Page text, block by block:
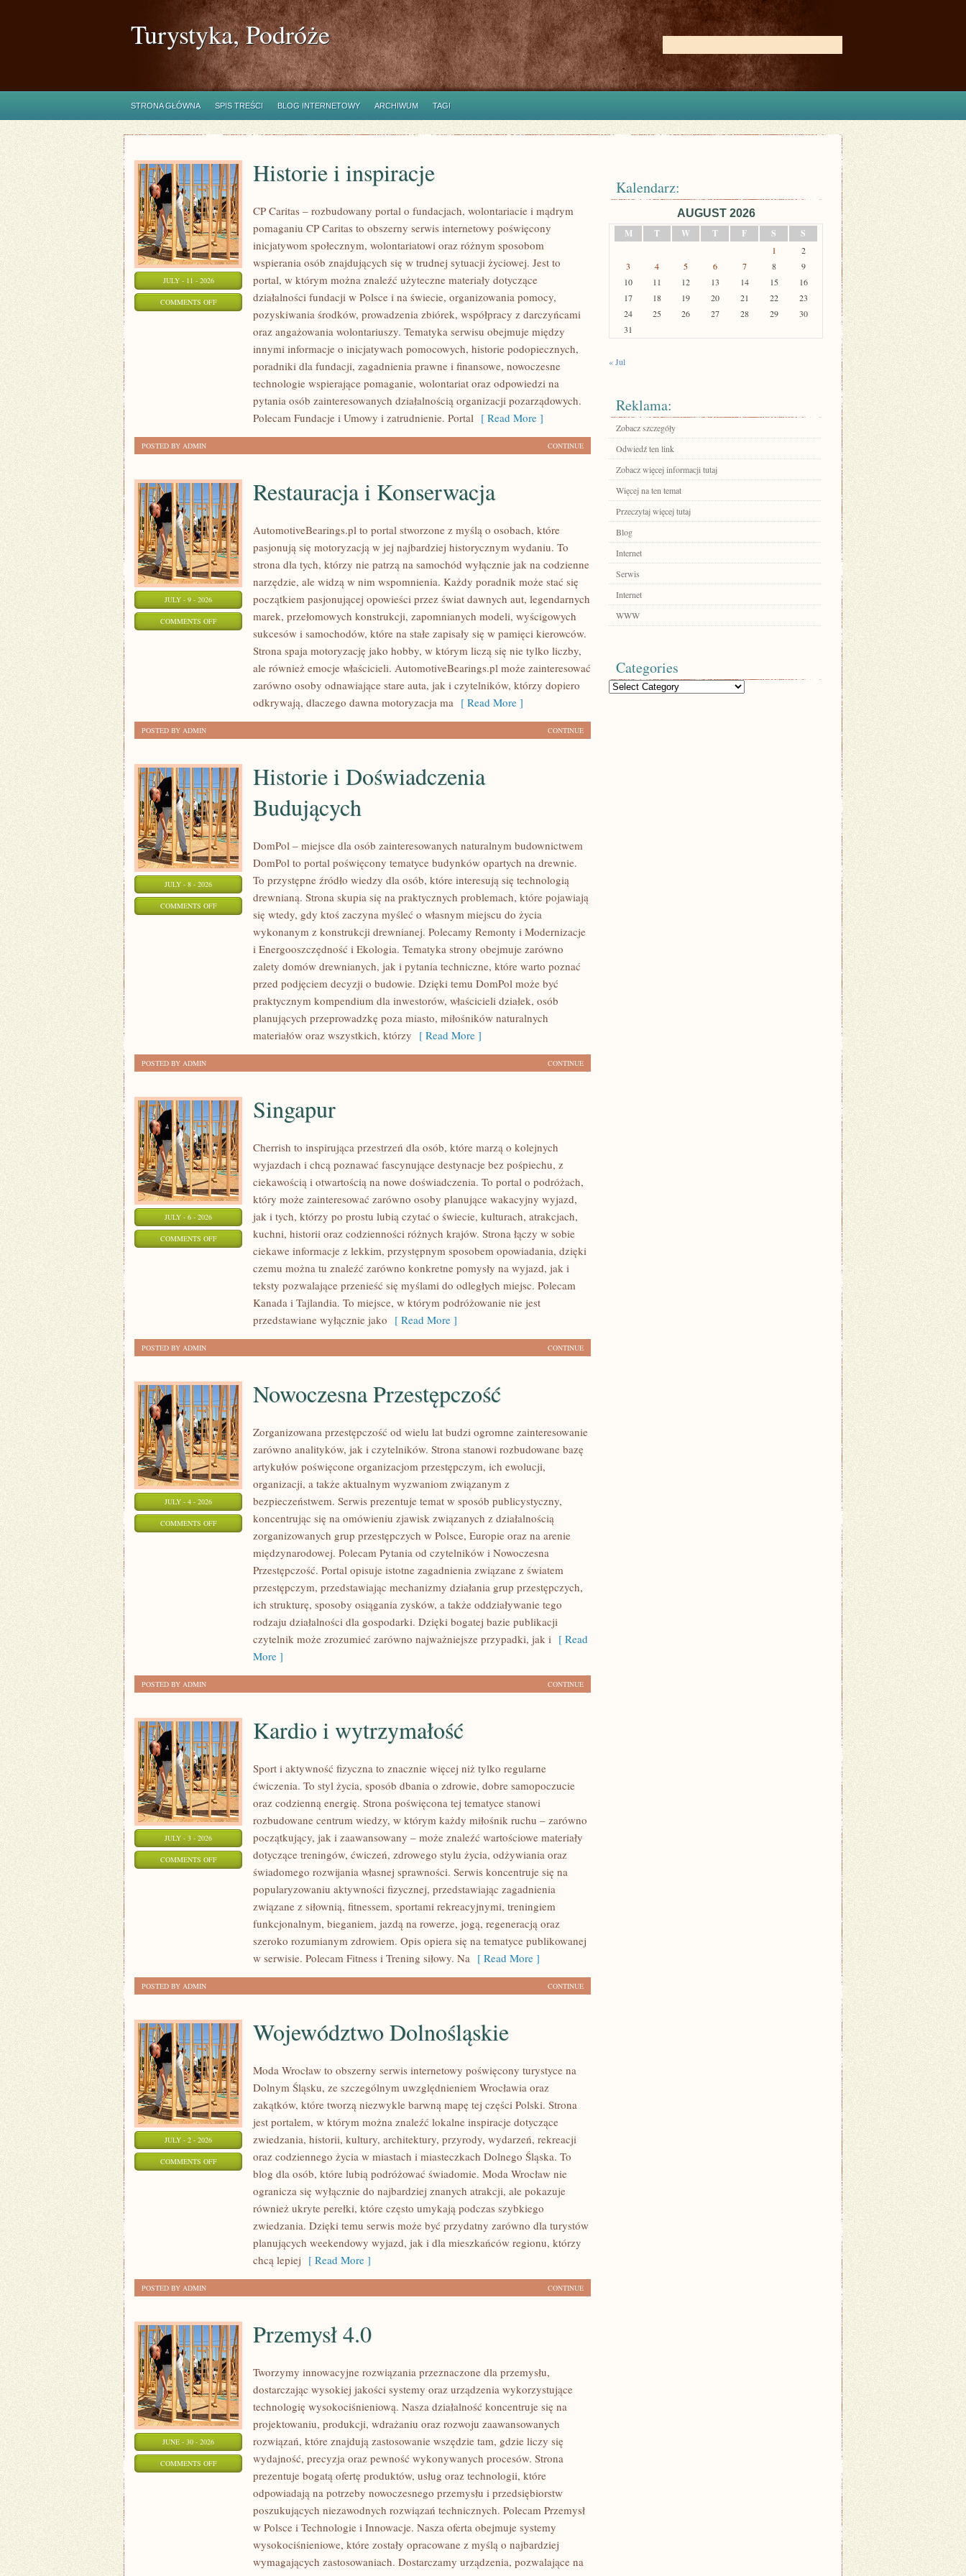
Turystyka, Podróże
STRONA GŁÓWNA SPIS TREŚCI BLOG INTERNETOWY ARCHIWUM TAGI
JULY - 11 - 2026
COMMENTS OFFON
INSPIRACJE
Historie i inspiracje
CP Caritas – rozbudowany portal o fundacjach, wolontariacie i mądrym
pomaganiu CP Caritas to obszerny serwis internetowy poświęcony
inicjatywom społecznym, wolontariatowi oraz różnym sposobom
wspierania osób znajdujących się w trudnej sytuacji życiowej. Jest to
portal, w którym można znaleźć użyteczne materiały dotyczące
działalności fundacji w Polsce i na świecie, organizowania pomocy,
pozyskiwania środków, prowadzenia zbiórek, współpracy z darczyńcami
oraz angażowania wolontariuszy. Tematyka serwisu obejmuje między
innymi informacje o inicjatywach pomocowych, historie podopiecznych,
poradniki dla fundacji, zagadnienia prawne i finansowe, nowoczesne
technologie wspierające pomaganie, wolontariat oraz odpowiedzi na
pytania osób zainteresowanych działalnością organizacji pozarządowych.
Polecam Fundacje i Umowy i zatrudnienie. Portal [ Read More ]
CONTINUE
POSTED BY ADMIN
JULY - 9 - 2026
COMMENTS OFFON
RESTAURACJA
KONSERWACJA
Restauracja i Konserwacja
AutomotiveBearings.pl to portal stworzone z myślą o osobach, które
pasjonują się motoryzacją w jej najbardziej historycznym wydaniu. To
strona dla tych, którzy nie patrzą na samochód wyłącznie jak na codzienne
narzędzie, ale widzą w nim wspomnienia. Każdy poradnik może stać się
początkiem pasjonującej opowieści przez świat dawnych aut, legendarnych
marek, przełomowych konstrukcji, zapomnianych modeli, wyścigowych
sukcesów i samochodów, które na stałe zapisały się w pamięci kierowców.
Strona spaja motoryzację jako hobby, w którym liczą się nie tylko liczby,
ale również emocje właścicieli. AutomotiveBearings.pl może zainteresować
zarówno osoby odnawiające stare auta, jak i czytelników, którzy dopiero
odkrywają, dlaczego dawna motoryzacja ma [ Read More ]
CONTINUE
POSTED BY ADMIN
JULY - 8 - 2026
COMMENTS OFFON
Historie i Doświadczenia
Budujących
DomPol – miejsce dla osób zainteresowanych naturalnym budownictwem
DomPol to portal poświęcony tematyce budynków opartych na drewnie.
To przystępne źródło wiedzy dla osób, które interesują się technologią
drewnianą. Strona skupia się na praktycznych problemach, które pojawiają
się wtedy, gdy ktoś zaczyna myśleć o własnym miejscu do życia
wykonanym z konstrukcji drewnianej. Polecamy Remonty i Modernizacje
i Energooszczędność i Ekologia. Tematyka strony obejmuje zarówno
zalety domów drewnianych, jak i pytania techniczne, które warto poznać
przed podjęciem decyzji o budowie. Dzięki temu DomPol może być
praktycznym kompendium dla inwestorów, właścicieli działek, osób
planujących przeprowadzkę poza miasto, miłośników naturalnych
materiałów oraz wszystkich, którzy [ Read More ]
CONTINUE
POSTED BY ADMIN
JULY - 6 - 2026
COMMENTS OFFON
Singapur
Cherrish to inspirująca przestrzeń dla osób, które marzą o kolejnych
wyjazdach i chcą poznawać fascynujące destynacje bez pośpiechu, z
ciekawością i otwartością na nowe doświadczenia. To portal o podróżach,
który może zainteresować zarówno osoby planujące wakacyjny wyjazd,
jak i tych, którzy po prostu lubią czytać o świecie, kulturach, atrakcjach,
kuchni, historii oraz codzienności różnych krajów. Strona łączy w sobie
ciekawe informacje z lekkim, przystępnym sposobem opowiadania, dzięki
czemu można tu znaleźć zarówno konkretne pomysły na wyjazd, jak i
teksty pozwalające przenieść się myślami do odległych miejsc. Polecam
Kanada i Tajlandia. To miejsce, w którym podróżowanie nie jest
przedstawiane wyłącznie jako [ Read More ]
CONTINUE
POSTED BY ADMIN
JULY - 4 - 2026
COMMENTS OFFON
NOWOCZESNA
PRZESTĘPCZOŚĆ
Nowoczesna Przestępczość
Zorganizowana przestępczość od wielu lat budzi ogromne zainteresowanie
zarówno analityków, jak i czytelników. Strona stanowi rozbudowane bazę
artykułów poświęcone organizacjom przestępczym, ich ewolucji,
organizacji, a także aktualnym wyzwaniom związanym z
bezpieczeństwem. Serwis prezentuje temat w sposób publicystyczny,
koncentrując się na omówieniu zjawisk związanych z działalnością
zorganizowanych grup przestępczych w Polsce, Europie oraz na arenie
międzynarodowej. Polecam Pytania od czytelników i Nowoczesna
Przestępczość. Portal opisuje istotne zagadnienia związane z światem
przestępczym, przedstawiając mechanizmy działania grup przestępczych,
ich strukturę, sposoby osiągania zysków, a także oddziaływanie tego
rodzaju działalności dla gospodarki. Dzięki bogatej bazie publikacji
czytelnik może zrozumieć zarówno najważniejsze przypadki, jak i [ Read
More ]
CONTINUE
POSTED BY ADMIN
JULY - 3 - 2026
COMMENTS OFFON
WYTRZYMAŁOŚĆ
Kardio i wytrzymałość
Sport i aktywność fizyczna to znacznie więcej niż tylko regularne
ćwiczenia. To styl życia, sposób dbania o zdrowie, dobre samopoczucie
oraz codzienną energię. Strona poświęcona tej tematyce stanowi
rozbudowane centrum wiedzy, w którym każdy miłośnik ruchu – zarówno
początkujący, jak i zaawansowany – może znaleźć wartościowe materiały
dotyczące treningów, ćwiczeń, zdrowego stylu życia, odżywiania oraz
świadomego rozwijania własnej sprawności. Serwis koncentruje się na
popularyzowaniu aktywności fizycznej, przedstawiając zagadnienia
związane z siłownią, fitnessem, sportami rekreacyjnymi, treningiem
funkcjonalnym, bieganiem, jazdą na rowerze, jogą, regeneracją oraz
szeroko rozumianym zdrowiem. Opis opiera się na tematyce publikowanej
w serwisie. Polecam Fitness i Trening siłowy. Na [ Read More ]
CONTINUE
POSTED BY ADMIN
JULY - 2 - 2026
COMMENTS OFFON
WOJEWÓDZTWO
DOLNOŚLĄSKIE
Województwo Dolnośląskie
Moda Wrocław to obszerny serwis internetowy poświęcony turystyce na
Dolnym Śląsku, ze szczególnym uwzględnieniem Wrocławia oraz
zakątków, które tworzą niezwykle barwną mapę tej części Polski. Strona
jest portalem, w którym można znaleźć lokalne inspiracje dotyczące
zwiedzania, historii, kultury, architektury, przyrody, wydarzeń, rekreacji
oraz codziennego życia w miastach i miasteczkach Dolnego Śląska. To
blog dla osób, które lubią podróżować świadomie. Moda Wrocław nie
ogranicza się wyłącznie do najbardziej znanych atrakcji, ale pokazuje
również ukryte perełki, które często umykają podczas szybkiego
zwiedzania. Dzięki temu serwis może być przydatny zarówno dla turystów
planujących weekendowy wyjazd, jak i dla mieszkańców regionu, którzy
chcą lepiej [ Read More ]
CONTINUE
POSTED BY ADMIN
JUNE - 30 - 2026
COMMENTS OFFON
PRZEMYSŁ
Przemysł 4.0
Tworzymy innowacyjne rozwiązania przeznaczone dla przemysłu,
dostarczając wysokiej jakości systemy oraz urządzenia wykorzystujące
technologię wysokociśnieniową. Nasza działalność koncentruje się na
projektowaniu, produkcji, wdrażaniu oraz rozwoju zaawansowanych
rozwiązań, które znajdują zastosowanie wszędzie tam, gdzie liczy się
wydajność, precyzja oraz pewność wykonywanych procesów. Strona
prezentuje bogatą ofertę produktów, usług oraz technologii, które
odpowiadają na potrzeby nowoczesnego przemysłu i przedsiębiorstw
poszukujących niezawodnych rozwiązań technicznych. Polecam Przemysł
w Polsce i Technologie i Innowacje. Nasza oferta obejmuje systemy
wysokociśnieniowe, które zostały opracowane z myślą o najbardziej
wymagających zastosowaniach. Dostarczamy urządzenia, pozwalające na
Kalendarz:
AUGUST 2026
M
T W T F S S
1
2
3
4 5 6 7 8
9
10
11 12 13 14 15
16
17
18 19 20 21 22
23
24
25 26 27 28 29
30
31
« Jul
Reklama:
Zobacz szczegóły
Odwiedź ten link
Zobacz więcej informacji tutaj
Więcej na ten temat
Przeczytaj więcej tutaj
Blog
Internet
Serwis
Internet
WWW
Categories
Categories